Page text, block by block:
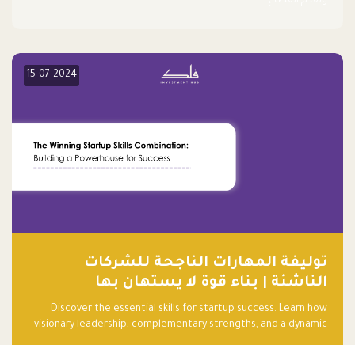
15-07-2024
توليفة المهارات الناجحة للشركات
الناشئة | بناء قوة لا يستهان بها
Discover the essential skills for startup success. Learn how
visionary leadership, complementary strengths, and a dynamic